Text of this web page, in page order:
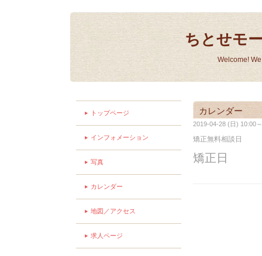
ちとせモ
Welcome!
カレンダー
2019-04-28 (日) 10:00
矯正無料相談日
矯正日
トップページ
インフォメーション
写真
カレンダー
地図／アクセス
求人ページ